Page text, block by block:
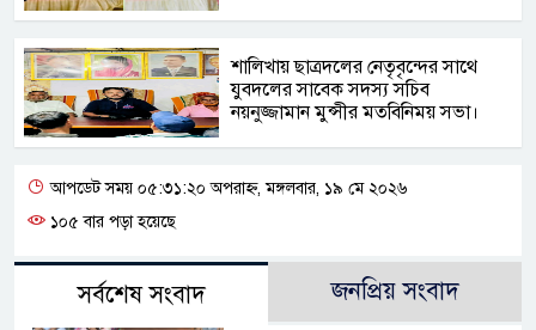
শালিখায় ছাত্রদলের নেতৃবৃন্দের সাথে
যুবদলের সাবেক সদস্য সচিব
নয়নুজ্জামান মুন্সীর মতবিনিময় সভা।
আপডেট সময় ০৫:৩১:২০ অপরাহ্ন, মঙ্গলবার, ১৯ মে ২০২৬
১০৫ বার পড়া হয়েছে
সর্বশেষ সংবাদ জনপ্রিয় সংবাদ